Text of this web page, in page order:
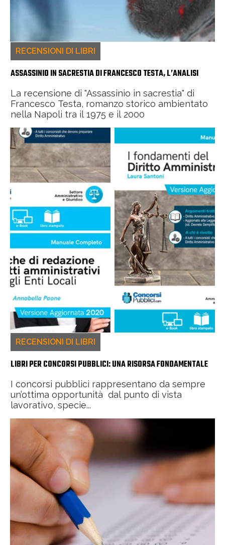
RECENSIONI DI LIBRI
ASSASSINIO IN SACRESTIA DI FRANCESCO TESTA, L’ANALISI
La recensione di "Assassinio in sacrestia" di
Francesco Testa, romanzo storico ambientato
nella Napoli tra il 1975 e il 2000
RECENSIONI DI LIBRI
LIBRI PER CONCORSI PUBBLICI: UNA RISORSA FONDAMENTALE
I concorsi pubblici rappresentano da sempre
un’ottima opportunità dal punto di vista
lavorativo, specie...